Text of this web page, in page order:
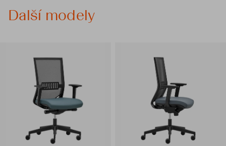
Další modely